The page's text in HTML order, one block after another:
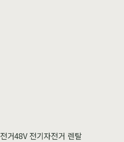
거48V 전기자전거 렌탈